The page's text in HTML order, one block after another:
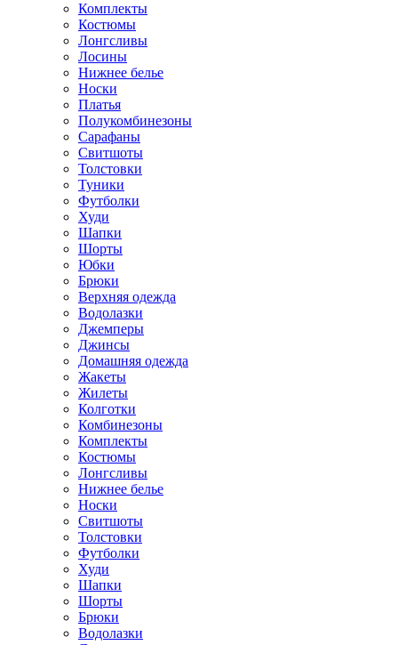
Комплекты
Костюмы
Лонгсливы
Лосины
Нижнее белье
Носки
Платья
Полукомбинезоны
Сарафаны
Свитшоты
Толстовки
Туники
Футболки
Худи
Шапки
Шорты
Юбки
Брюки
Верхняя одежда
Водолазки
Джемперы
Джинсы
Домашняя одежда
Жакеты
Жилеты
Колготки
Комбинезоны
Комплекты
Костюмы
Лонгсливы
Нижнее белье
Носки
Свитшоты
Толстовки
Футболки
Худи
Шапки
Шорты
Брюки
Водолазки